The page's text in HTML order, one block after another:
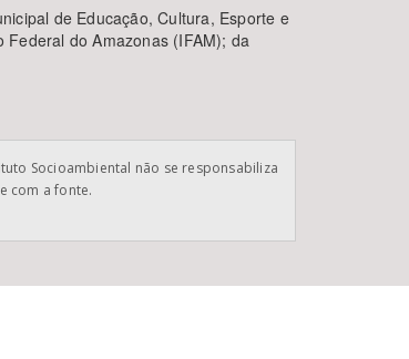
de Educação, Cultura, Esporte e
do Amazonas (IFAM); da
Socioambiental não se responsabiliza
com a fonte.